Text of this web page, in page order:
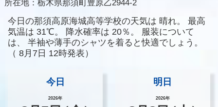
所在地： 栃木県那須町豊原乙2944-2
今日の那須高原海城高等学校の天気は 晴れ。
最高
気温は 31℃。 降水確率は 20％。
服装について
は、
半袖や薄手のシャツを着ると快適でしょう。
（ 8月7日 12時発表）
今日
2026年
明日
2026年